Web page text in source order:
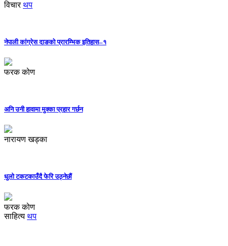
विचार थप
नेपाली कांग्रेस दाङको प्रारम्भिक इतिहास–१
फरक कोण
अनि उनी हावामा मुक्का प्रहार गर्छन
नारायण खड्का
धुलो टकटकाउँदै फेरि उठ्नेछौं
फरक कोण
साहित्य थप